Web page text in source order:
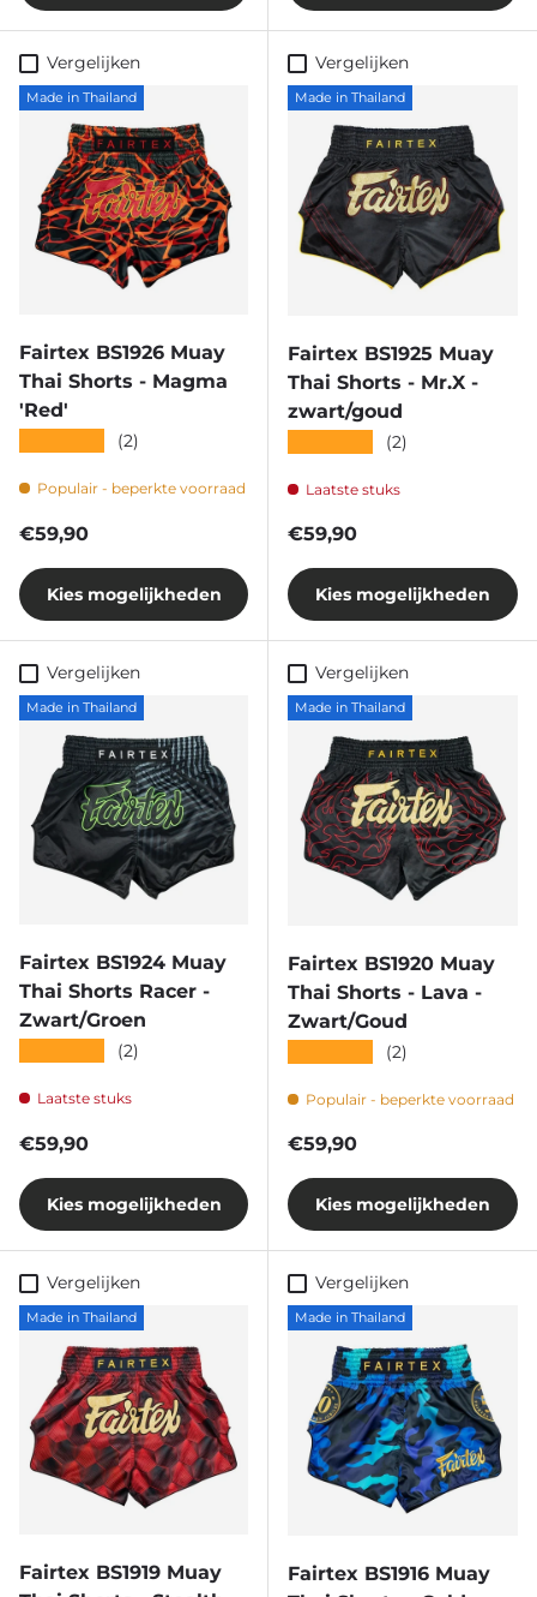
Vergelijken
Made in Thailand
Fairtex BS1926 Muay
Thai Shorts - Magma
'Red'
(2)
Populair - beperkte voorraad
Reguliere prijs
€59,90
Kies mogelijkheden
Vergelijken
Made in Thailand
Fairtex BS1925 Muay
Thai Shorts - Mr.X -
zwart/goud
(2)
Laatste stuks
Reguliere prijs
€59,90
Kies mogelijkheden
Vergelijken
Made in Thailand
Fairtex BS1924 Muay
Thai Shorts Racer -
Zwart/Groen
(2)
Laatste stuks
Reguliere prijs
€59,90
Kies mogelijkheden
Vergelijken
Made in Thailand
Fairtex BS1920 Muay
Thai Shorts - Lava -
Zwart/Goud
(2)
Populair - beperkte voorraad
Reguliere prijs
€59,90
Kies mogelijkheden
Vergelijken
Made in Thailand
Fairtex BS1919 Muay
Vergelijken
Made in Thailand
Fairtex BS1916 Muay